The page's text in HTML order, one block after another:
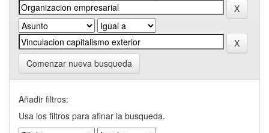
Comenzar nueva busqueda
Añadir filtros:
Usa los filtros para afinar la busqueda.